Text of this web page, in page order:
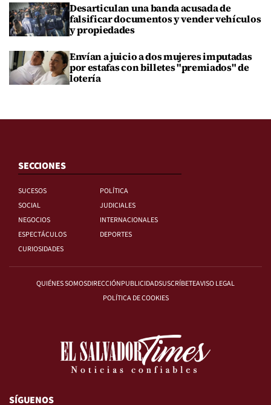
Desarticulan una banda acusada de
falsificar documentos y vender vehículos
y propiedades
Envían a juicio a dos mujeres imputadas
por estafas con billetes "premiados" de
lotería
SECCIONES
SUCESOS
POLÍTICA
SOCIAL
JUDICIALES
NEGOCIOS
INTERNACIONALES
ESPECTÁCULOS
DEPORTES
CURIOSIDADES
QUIÉNES SOMOSDIRECCIÓNPUBLICIDADSUSCRÍBETEAVISO LEGAL
POLÍTICA DE COOKIES
SÍGUENOS